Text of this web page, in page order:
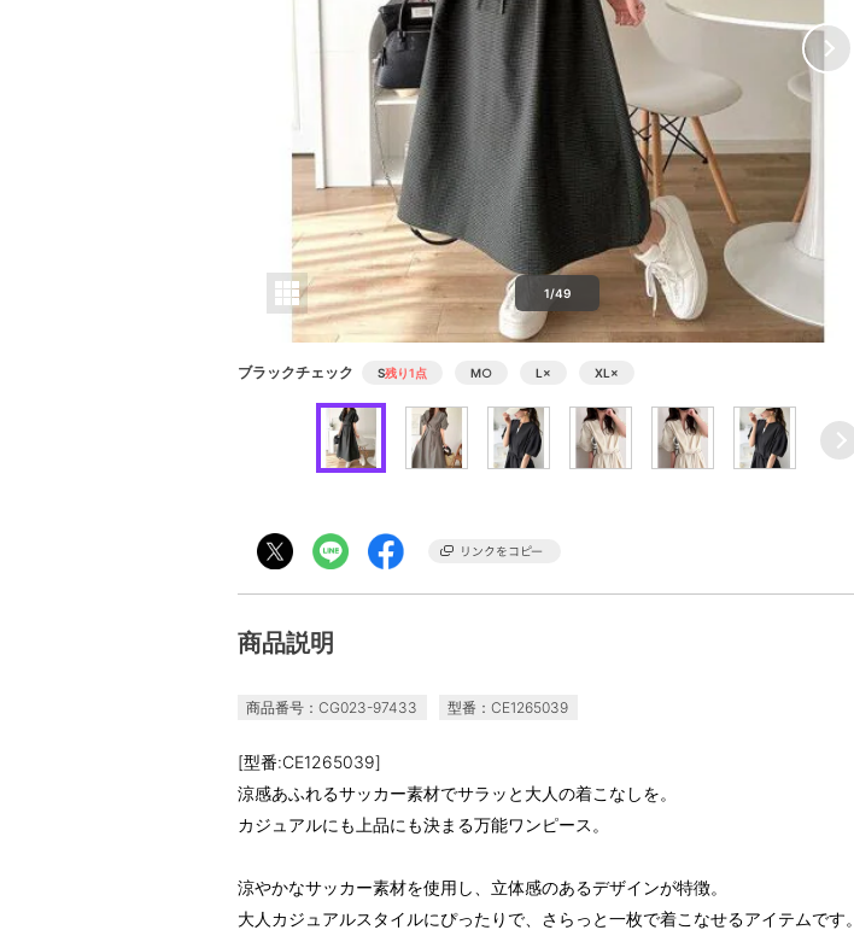
1/49
ブラックチェック S残り1点 M○ L × XL ×
商品説明
商品番号：CG023-97433 型番：CE1265039
[型番:CE1265039]
涼感あふれるサッカー素材でサラッと大人の着こなしを。
カジュアルにも上品にも決まる万能ワンピース。
涼やかなサッカー素材を使用し、立体感のあるデザインが特徴。
大人カジュアルスタイルにぴったりで、さらっと一枚で着こなせるアイテムです。